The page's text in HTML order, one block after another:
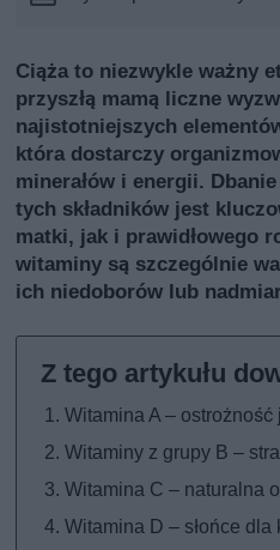
Ciąża to niezwykle ważny
przyszłą mamą liczne
najistotniejszych
która dostarczy
minerałów i energii.
tych składników jest
matki, jak i prawidłowego
witaminy są szczególnie
ich niedoborów lub
Witamina A –
Witaminy z grupy B –
Witamina C – naturalna
Witamina D – słońce dla